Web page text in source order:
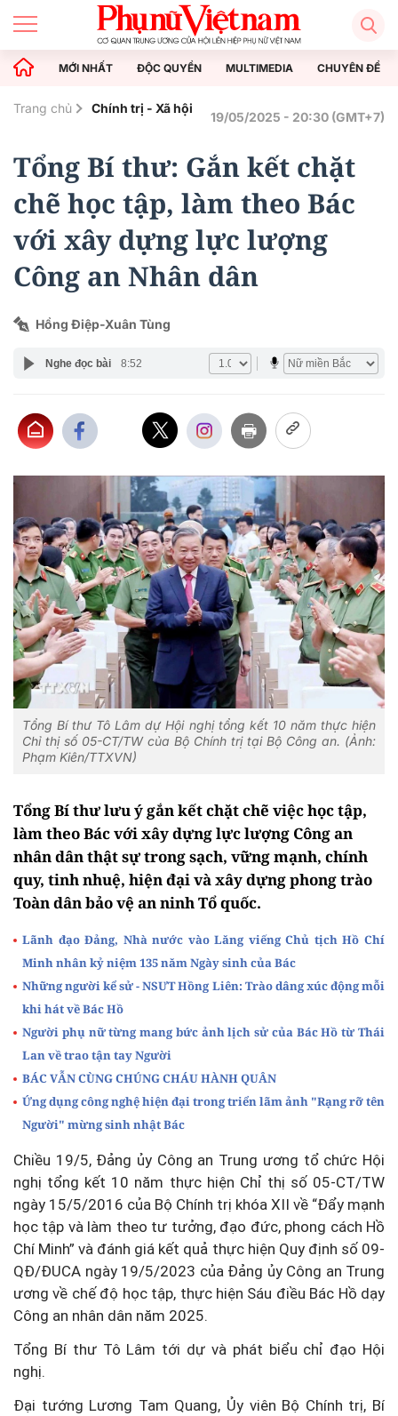
MỚI NHẤT ĐỘC QUYỀN MULTIMEDIA CHUYÊN ĐỀ
Trang chủ Chính trị - Xã hội
19/05/2025 - 20:30 (GMT+7)
Tổng Bí thư: Gắn kết chặt
chẽ học tập, làm theo Bác
với xây dựng lực lượng
Công an Nhân dân
Hồng Điệp-Xuân Tùng
Nghe đọc bài 8:52
Tổng Bí thư Tô Lâm dự Hội nghị tổng kết 10 năm thực hiện
Chỉ thị số 05-CT/TW của Bộ Chính trị tại Bộ Công an. (Ảnh:
Phạm Kiên/TTXVN)
Tổng Bí thư lưu ý gắn kết chặt chẽ việc học tập,
làm theo Bác với xây dựng lực lượng Công an
nhân dân thật sự trong sạch, vững mạnh, chính
quy, tinh nhuệ, hiện đại và xây dựng phong trào
Toàn dân bảo vệ an ninh Tổ quốc.
Lãnh đạo Đảng, Nhà nước vào Lăng viếng Chủ tịch Hồ Chí
Minh nhân kỷ niệm 135 năm Ngày sinh của Bác
Những người kể sử - NSƯT Hồng Liên: Trào dâng xúc động mỗi
khi hát về Bác Hồ
Người phụ nữ từng mang bức ảnh lịch sử của Bác Hồ từ Thái
Lan về trao tận tay Người
BÁC VẪN CÙNG CHÚNG CHÁU HÀNH QUÂN
Ứng dụng công nghệ hiện đại trong triển lãm ảnh "Rạng rỡ tên
Người" mừng sinh nhật Bác
Chiều 19/5, Đảng ủy Công an Trung ương tổ chức Hội
nghị tổng kết 10 năm thực hiện Chỉ thị số 05-CT/TW
ngày 15/5/2016 của Bộ Chính trị khóa XII về “Đẩy mạnh
học tập và làm theo tư tưởng, đạo đức, phong cách Hồ
Chí Minh” và đánh giá kết quả thực hiện Quy định số 09-
QĐ/ĐUCA ngày 19/5/2023 của Đảng ủy Công an Trung
ương về chế độ học tập, thực hiện Sáu điều Bác Hồ dạy
Công an nhân dân năm 2025.
Tổng Bí thư Tô Lâm tới dự và phát biểu chỉ đạo Hội
nghị.
Đại tướng Lương Tam Quang, Ủy viên Bộ Chính trị, Bí